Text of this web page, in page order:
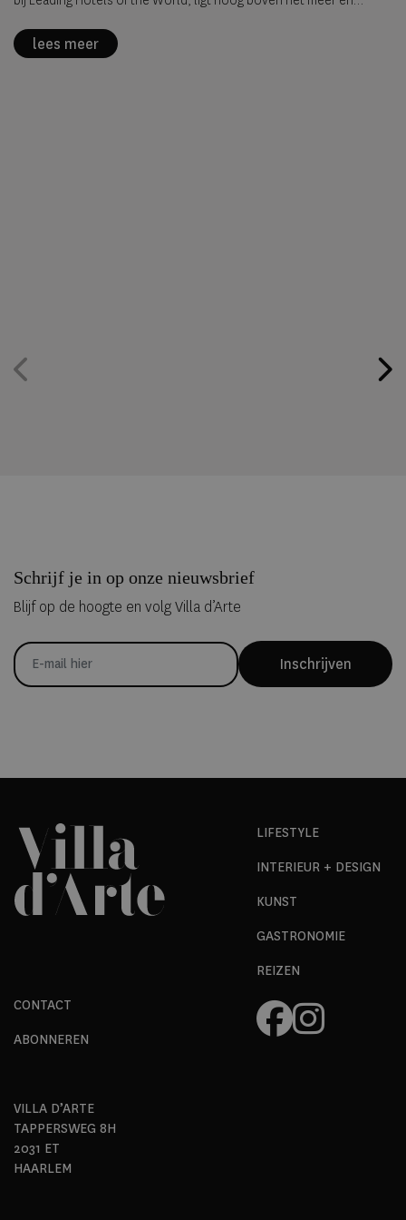
officiële onderscheiding 'Palace', de hoogste classificatie voor
luxe hotels in Frankrijk.
lees meer
Schrijf je in op onze nieuwsbrief
Blijf op de hoogte en volg Villa d’Arte
Inschrijven
LIFESTYLE
INTERIEUR + DESIGN
KUNST
GASTRONOMIE
REIZEN
CONTACT
ABONNEREN
VILLA D’ARTE
TAPPERSWEG 8H
2031 ET
HAARLEM